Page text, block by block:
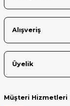
Alışveriş
Üyelik
Müşteri Hizmetleri